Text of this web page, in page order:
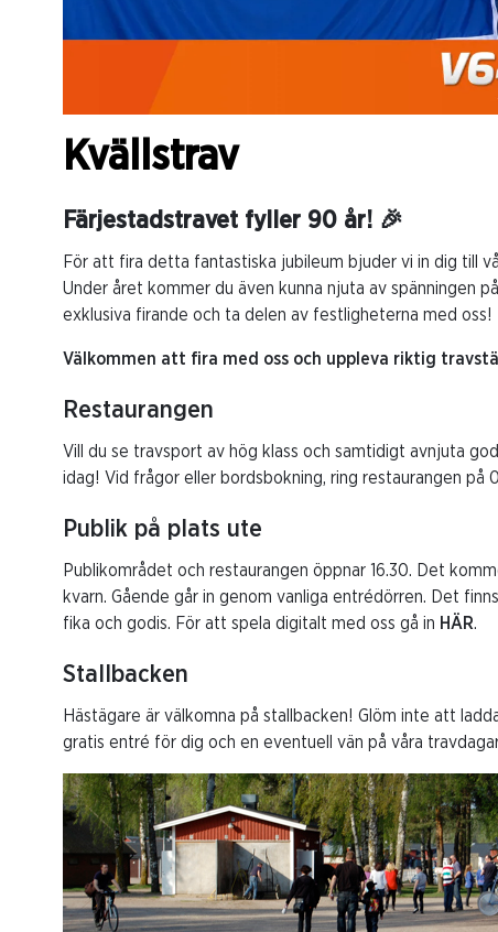
Kvällstrav
Färjestadstravet fyller 90 år! 🎉
För att fira detta fantastiska jubileum bjuder vi in dig till
Under året kommer du även kunna njuta av spänningen
exklusiva firande och ta delen av festligheterna med oss!
Välkommen att fira med oss och uppleva riktig
Restaurangen
Vill du se travsport av hög klass och samtidigt avnjuta
idag! Vid frågor eller bordsbokning, ring restaurangen på
Publik på plats ute
Publikområdet och restaurangen öppnar 16.30. Det
kvarn. Gående går in genom vanliga entrédörren. Det
fika och godis. För att spela digitalt med oss gå in HÄR.
Stallbacken
Hästägare är välkomna på stallbacken! Glöm inte att
gratis entré för dig och en eventuell vän på våra